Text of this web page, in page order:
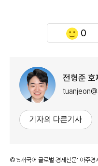
0
전형준
기자의 다른기사
©'5개국어 글로벌 경제신문' 아주경